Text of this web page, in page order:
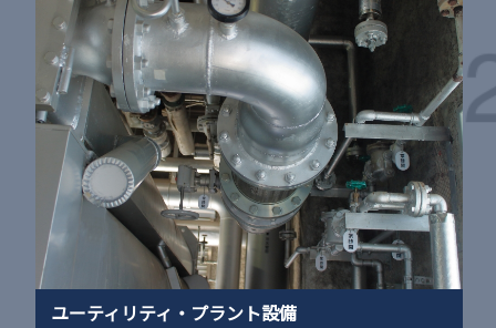
ユーティリティ・プラント設備